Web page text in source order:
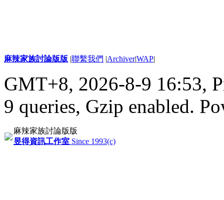
麻辣家族討論版版 |聯繫我們 |Archiver|WAP|
GMT+8, 2026-8-9 16:53,
9 queries, Gzip enabled.
麻辣家族討論版版
昱得資訊工作室 Since 1993(c)